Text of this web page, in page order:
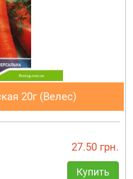
20г (Велес)
27.50 грн.
Купить